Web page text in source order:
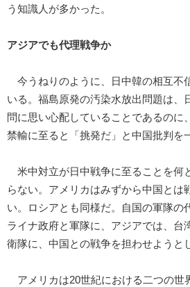
う知識人が多かった。
アジアでも代理戦争か
今うねりのように、日中韓の相互不
いる。福島原発の汚染水放出問題は、
問に思い心配していることであるのに
禁輸に至ると「挑発だ」と中国批判を
米中対立が日中戦争に至ることを何
らない。アメリカはみずから中国とは
い。ロシアとも同様だ。自国の軍隊の
ライナ政府と軍隊に、アジアでは、台
衛隊に、中国との戦争を担わせようと
アメリカは20世紀における二つの世